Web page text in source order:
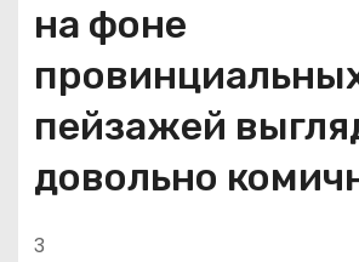
на фоне
пейзажей
довольно
3